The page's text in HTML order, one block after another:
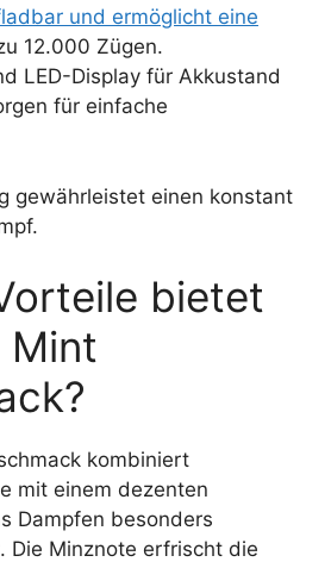
und ermöglicht eine
12.000 Zügen.
LED-Display für Akkustand
für einfache
gewährleistet einen konstant
bietet
Mint
kombiniert
mit einem dezenten
Dampfen besonders
Die Minznote erfrischt die